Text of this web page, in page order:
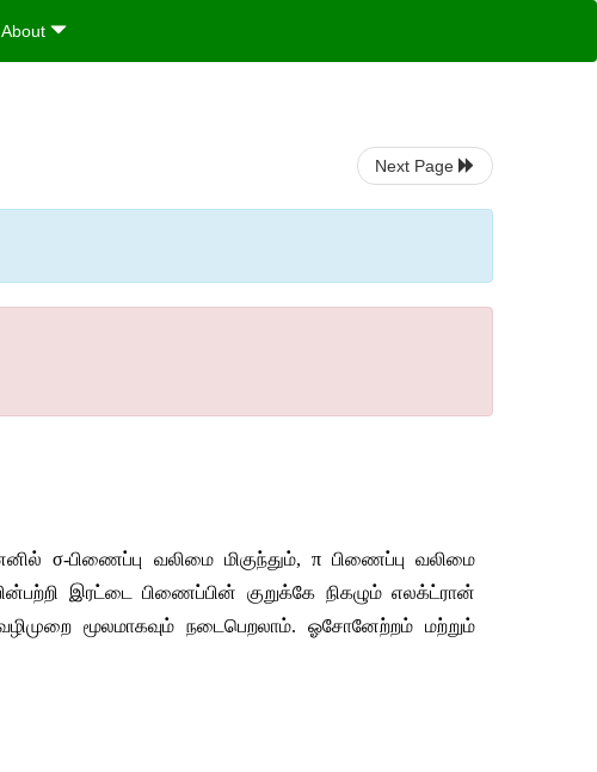
About
Next Page
σ-பிணைப்பு வலிமை மிகுந்தும், π பிணைப்பு வலிமை
இரட்டை பிணைப்பின் குறுக்கே நிகழும் எலக்ட்ரான்
மூலமாகவும் நடைபெறலாம். ஓசோனேற்றம் மற்றும்